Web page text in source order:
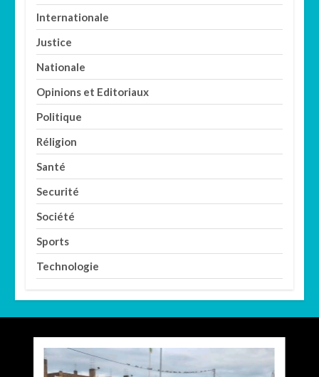
Internationale
Justice
Nationale
Opinions et Editoriaux
Politique
Réligion
Santé
Securité
Société
Sports
Technologie